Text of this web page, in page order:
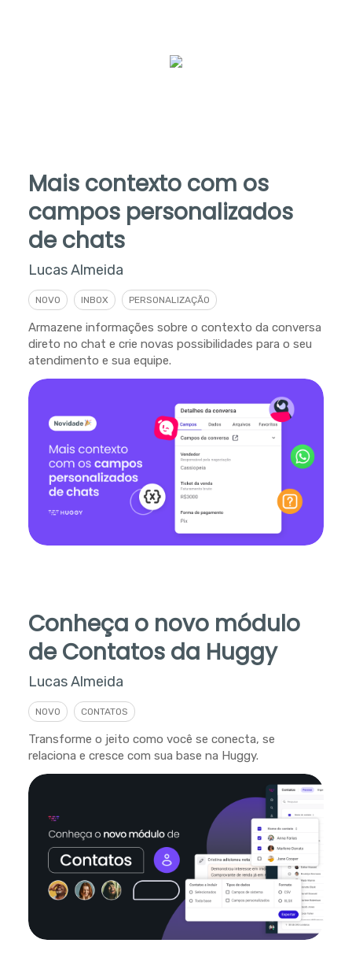
Mais contexto com os
campos personalizados
de chats
Lucas Almeida
NOVO INBOX PERSONALIZAÇÃO
Armazene informações sobre o contexto da conversa
direto no chat e crie novas possibilidades para o seu
atendimento e sua equipe.
Conheça o novo módulo
de Contatos da Huggy
Lucas Almeida
NOVO CONTATOS
Transforme o jeito como você se conecta, se
relaciona e cresce com sua base na Huggy.